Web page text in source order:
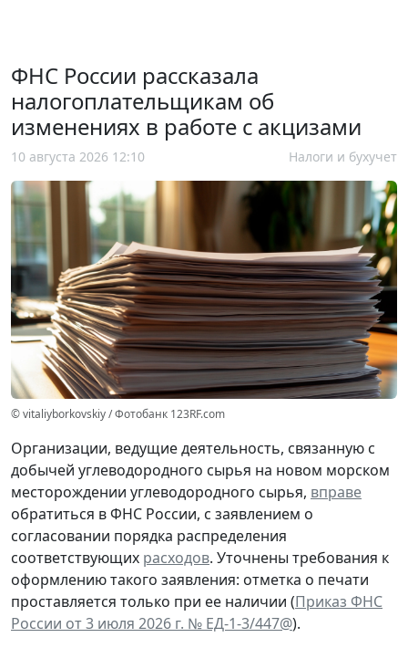
ФНС России рассказала
налогоплательщикам об
изменениях в работе с акцизами
10 августа 2026 12:10 Налоги и бухучет
© vitaliyborkovskiy / Фотобанк 123RF.com
Организации, ведущие деятельность, связанную с
добычей углеводородного сырья на новом морском
месторождении углеводородного сырья, вправе
обратиться в ФНС России, с заявлением о
согласовании порядка распределения
соответствующих расходов. Уточнены требования к
оформлению такого заявления: отметка о печати
проставляется только при ее наличии (Приказ ФНС
России от 3 июля 2026 г. № ЕД-1-3/447@).